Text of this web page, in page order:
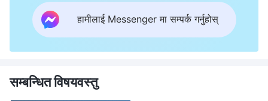
हामीलाई Messenger मा सम्पर्क गर्नुहोस्
सम्बन्धित विषयवस्तु